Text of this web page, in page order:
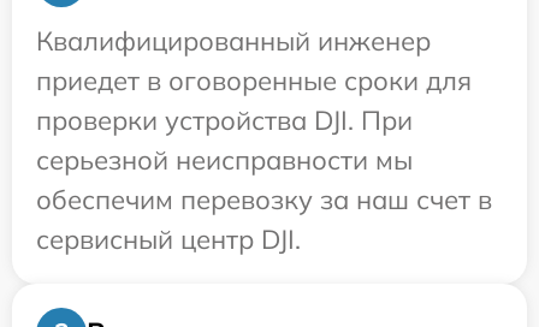
Квалифицированный инженер
приедет в оговоренные сроки для
проверки устройства DJI. При
серьезной неисправности мы
обеспечим перевозку за наш счет в
сервисный центр DJI.